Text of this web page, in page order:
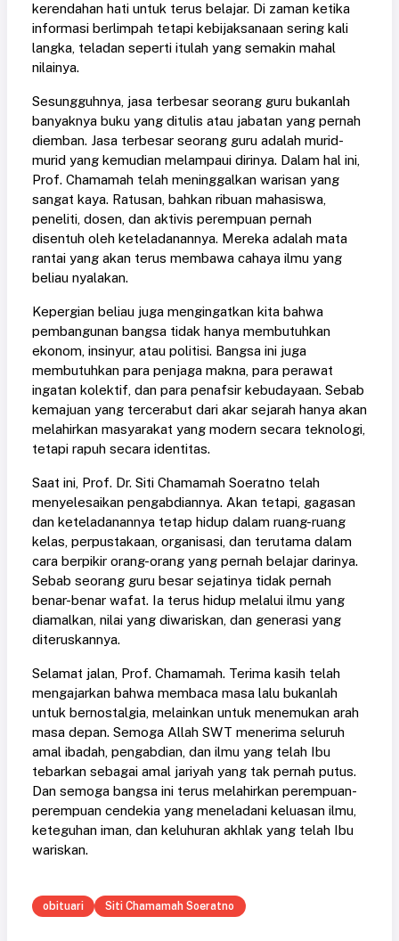
kerendahan hati untuk terus belajar. Di zaman ketika
informasi berlimpah tetapi kebijaksanaan sering kali
langka, teladan seperti itulah yang semakin mahal
nilainya.
Sesungguhnya, jasa terbesar seorang guru bukanlah
banyaknya buku yang ditulis atau jabatan yang pernah
diemban. Jasa terbesar seorang guru adalah murid-
murid yang kemudian melampaui dirinya. Dalam hal ini,
Prof. Chamamah telah meninggalkan warisan yang
sangat kaya. Ratusan, bahkan ribuan mahasiswa,
peneliti, dosen, dan aktivis perempuan pernah
disentuh oleh keteladanannya. Mereka adalah mata
rantai yang akan terus membawa cahaya ilmu yang
beliau nyalakan.
Kepergian beliau juga mengingatkan kita bahwa
pembangunan bangsa tidak hanya membutuhkan
ekonom, insinyur, atau politisi. Bangsa ini juga
membutuhkan para penjaga makna, para perawat
ingatan kolektif, dan para penafsir kebudayaan. Sebab
kemajuan yang tercerabut dari akar sejarah hanya akan
melahirkan masyarakat yang modern secara teknologi,
tetapi rapuh secara identitas.
Saat ini, Prof. Dr. Siti Chamamah Soeratno telah
menyelesaikan pengabdiannya. Akan tetapi, gagasan
dan keteladanannya tetap hidup dalam ruang-ruang
kelas, perpustakaan, organisasi, dan terutama dalam
cara berpikir orang-orang yang pernah belajar darinya.
Sebab seorang guru besar sejatinya tidak pernah
benar-benar wafat. Ia terus hidup melalui ilmu yang
diamalkan, nilai yang diwariskan, dan generasi yang
diteruskannya.
Selamat jalan, Prof. Chamamah. Terima kasih telah
mengajarkan bahwa membaca masa lalu bukanlah
untuk bernostalgia, melainkan untuk menemukan arah
masa depan. Semoga Allah SWT menerima seluruh
amal ibadah, pengabdian, dan ilmu yang telah Ibu
tebarkan sebagai amal jariyah yang tak pernah putus.
Dan semoga bangsa ini terus melahirkan perempuan-
perempuan cendekia yang meneladani keluasan ilmu,
keteguhan iman, dan keluhuran akhlak yang telah Ibu
wariskan.
obituari Siti Chamamah Soeratno